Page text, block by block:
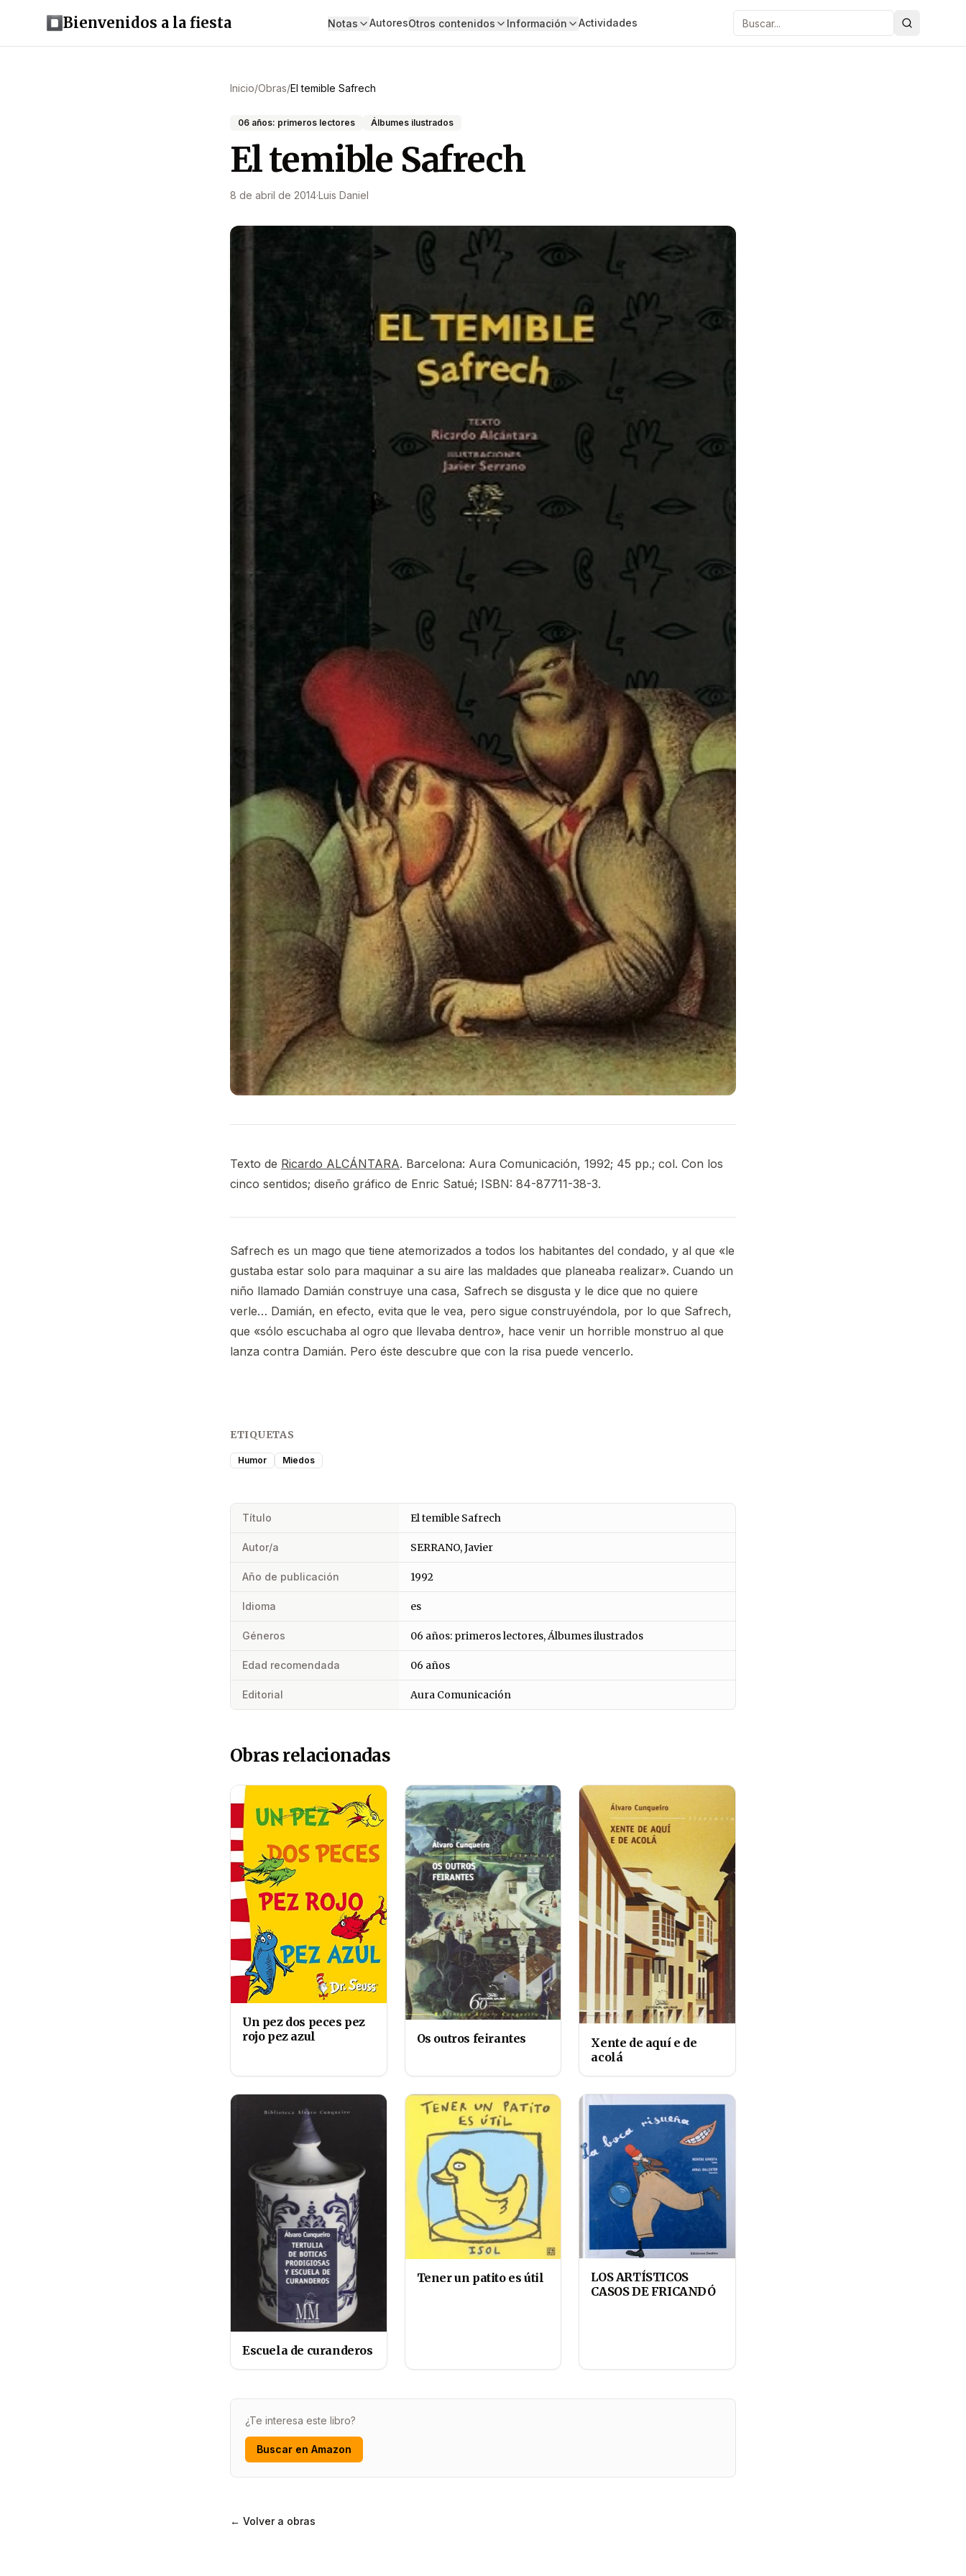
Bienvenidos a la fiesta Notas AutoresOtros contenidos Información Actividades Buscar
Inicio/Obras/El temible Safrech
06 años: primeros lectores Álbumes ilustrados
El temible Safrech
8 de abril de 2014·Luis Daniel
Texto de Ricardo ALCÁNTARA. Barcelona: Aura Comunicación, 1992; 45 pp.; col. Con los
cinco sentidos; diseño gráfico de Enric Satué; ISBN: 84-87711-38-3.
Safrech es un mago que tiene atemorizados a todos los habitantes del condado, y al que «le
gustaba estar solo para maquinar a su aire las maldades que planeaba realizar». Cuando un
niño llamado Damián construye una casa, Safrech se disgusta y le dice que no quiere
verle… Damián, en efecto, evita que le vea, pero sigue construyéndola, por lo que Safrech,
que «sólo escuchaba al ogro que llevaba dentro», hace venir un horrible monstruo al que
lanza contra Damián. Pero éste descubre que con la risa puede vencerlo.
ETIQUETAS
Humor Miedos
Título El temible Safrech
Autor/a SERRANO, Javier
Año de publicación 1992
Idioma es
Géneros 06 años: primeros lectores, Álbumes ilustrados
Edad recomendada 06 años
Editorial Aura Comunicación
Obras relacionadas
Un pez dos peces pez
rojo pez azul
Os outros feirantes
Xente de aquí e de
acolá
Escuela de curanderos
Tener un patito es útil
LOS ARTÍSTICOS
CASOS DE FRICANDÓ
¿Te interesa este libro?
Buscar en Amazon
← Volver a obras